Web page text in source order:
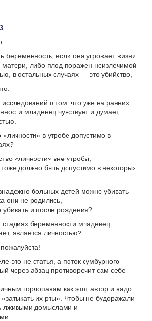
беременность, если она угрожает жизни
либо плод поражен неизлечимой
в остальных случаях — это убийство,
о том, что уже на ранних
младенец чувствует и думает,
«личности» в утробе допустимо в
«личности» вне утробы,
должно быть допустимо в некоторых
больных детей можно убивать
они не родились,
убивать и после рождения?
стадиях беременности младенец
является личностью?
это не статья, а поток сумбурного
через абзац противоречит сам себе
горлопанам как этот автор и надо
«затыкать их рты». Чтобы не будоражали
лживыми домыслами и